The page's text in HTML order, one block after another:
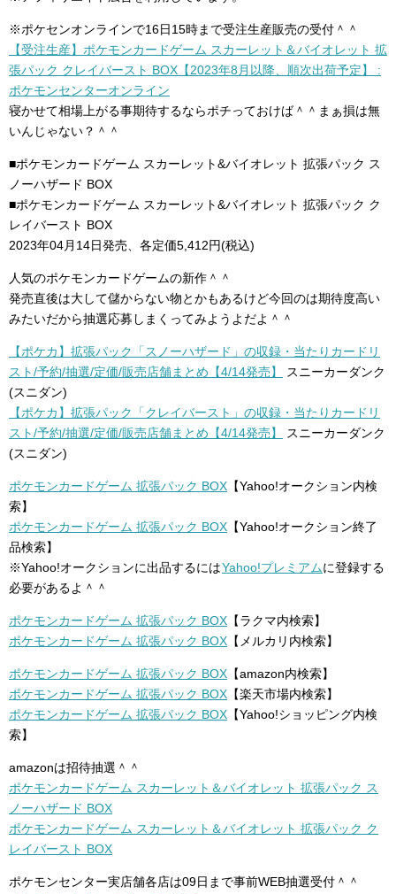
※ポケセンオンラインで16日15時まで受注生産販売の受付＾＾
【受注生産】ポケモンカードゲーム スカーレット＆バイオレット 拡
張パック クレイバースト BOX【2023年8月以降、順次出荷予定】 :
ポケモンセンターオンライン
寝かせて相場上がる事期待するならポチっておけば＾＾まぁ損は無
いんじゃない？＾＾
■ポケモンカードゲーム スカーレット&バイオレット 拡張パック ス
ノーハザード BOX
■ポケモンカードゲーム スカーレット&バイオレット 拡張パック ク
レイバースト BOX
2023年04月14日発売、各定価5,412円(税込)
人気のポケモンカードゲームの新作＾＾
発売直後は大して儲からない物とかもあるけど今回のは期待度高い
みたいだから抽選応募しまくってみようよだよ＾＾
【ポケカ】拡張パック「スノーハザード」の収録・当たりカードリ
スト/予約/抽選/定価/販売店舗まとめ【4/14発売】
スニーカーダンク
(スニダン)
【ポケカ】拡張パック「クレイバースト」の収録・当たりカードリ
スト/予約/抽選/定価/販売店舗まとめ【4/14発売】
スニーカーダンク
(スニダン)
ポケモンカードゲーム 拡張パック BOX 【Yahoo!オークション内検
索】
ポケモンカードゲーム 拡張パック BOX 【Yahoo!オークション終了
品検索】
※Yahoo!オークションに出品するにはYahoo!プレミアムに登録する
必要があるよ＾＾
ポケモンカードゲーム 拡張パック BOX 【ラクマ内検索】
ポケモンカードゲーム 拡張パック BOX 【メルカリ内検索】
ポケモンカードゲーム 拡張パック BOX 【amazon内検索】
ポケモンカードゲーム 拡張パック BOX 【楽天市場内検索】
ポケモンカードゲーム 拡張パック BOX 【Yahoo!ショッピング内検
索】
amazonは招待抽選＾＾
ポケモンカードゲーム スカーレット＆バイオレット 拡張パック ス
ノーハザード BOX
ポケモンカードゲーム スカーレット＆バイオレット 拡張パック ク
レイバースト BOX
ポケモンセンター実店舗各店は09日まで事前WEB抽選受付＾＾